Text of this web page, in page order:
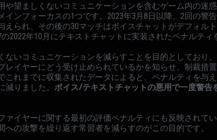
や望ましくないコミュニケーションを含むゲーム内の迷
インフォーカスの1つです。2023年3月8日以降、2回の警
えられ、その後の30マッチはボイスチャットがデフォル
の2022年10月にテキストチャットに実装されたペナルテ
ないコミュニケーションを減らすことを目的としており
レイヤーにどう受け止められているかを知らせ、制裁措
これまでに収集されたデータによると、ペナルティを与
りました。 ボイス/テキストチャットの悪用で一度警告
ァイヤーに関する最初の評価ペナルティにも反映されて
への攻撃を繰り返す常習者を減らすのがこの目的です。